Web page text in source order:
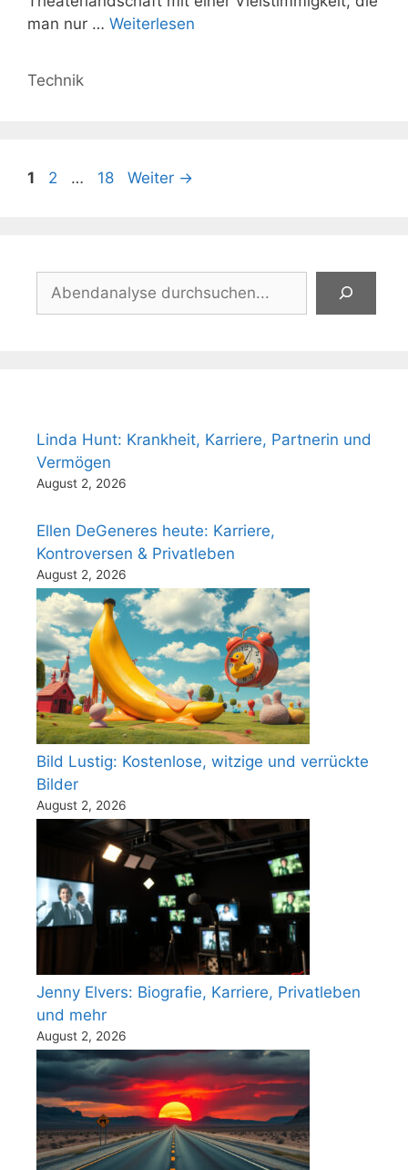
man nur … Weiterlesen
Kategorien
Technik
Seite
1 Seite
2 … Seite
18 Weiter →
Linda Hunt: Krankheit, Karriere, Partnerin und
Vermögen
August 2, 2026
Ellen DeGeneres heute: Karriere,
Kontroversen & Privatleben
August 2, 2026
Bild Lustig: Kostenlose, witzige und verrückte
Bilder
August 2, 2026
Jenny Elvers: Biografie, Karriere, Privatleben
und mehr
August 2, 2026